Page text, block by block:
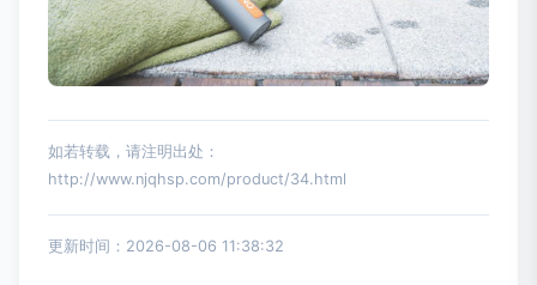
如若转载，请注明出处：
http://www.njqhsp.com/product/34.html
更新时间：2026-08-06 11:38:32